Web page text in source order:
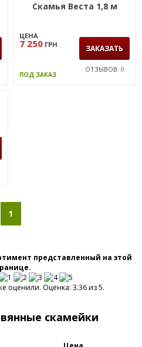
Скамья Веста 1,8 м
ЦЕНА
7 250 ГРН ЗАКАЗАТЬ
ПОД ЗАКАЗ
ОТЗЫВОВ: 0
1
представленный на этой
оценили. Оценка: 3.36 из 5.
скамейки